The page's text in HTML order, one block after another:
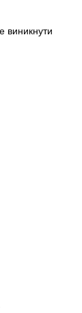
виникнути